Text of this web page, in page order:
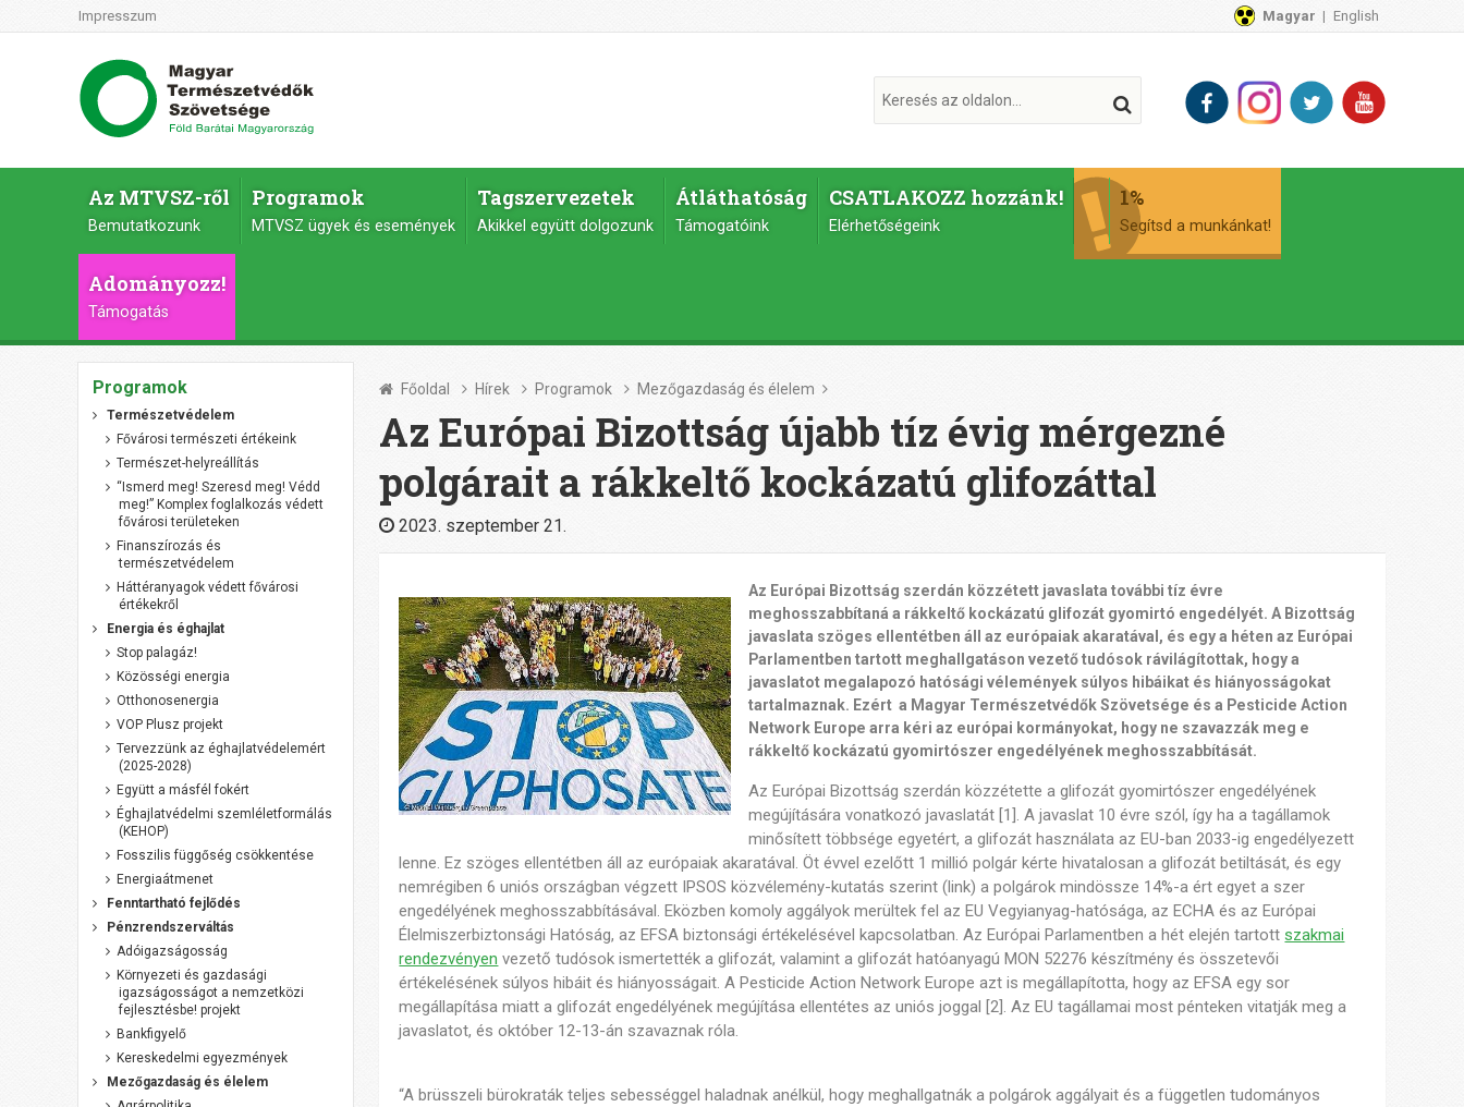
Impresszum Magyar English
Az MTVSZ-ről
Bemutatkozunk
Programok
MTVSZ ügyek és események
Tagszervezetek
Akikkel együtt dolgozunk
Átláthatóság
Támogatóink
CSATLAKOZZ hozzánk!
Elérhetőségeink
1%
Segítsd a munkánkat!
Adományozz!
Támogatás
Főoldal Hírek Programok Mezőgazdaság és élelem
Az Európai Bizottság újabb tíz évig mérgezné
polgárait a rákkeltő kockázatú glifozáttal
2023. szeptember 21.
Az Európai Bizottság szerdán közzétett javaslata további tíz évre
meghosszabbítaná a rákkeltő kockázatú glifozát gyomirtó engedélyét. A Bizottság
javaslata szöges ellentétben áll az európaiak akaratával, és egy a héten az Európai
Parlamentben tartott meghallgatáson vezető tudósok rávilágítottak, hogy a
javaslatot megalapozó hatósági vélemények súlyos hibáikat és hiányosságokat
tartalmaznak. Ezért a Magyar Természetvédők Szövetsége és a Pesticide Action
Network Europe arra kéri az európai kormányokat, hogy ne szavazzák meg e
rákkeltő kockázatú gyomirtószer engedélyének meghosszabbítását.
Az Európai Bizottság szerdán közzétette a glifozát gyomirtószer engedélyének
megújítására vonatkozó javaslatát [1]. A javaslat 10 évre szól, így ha a tagállamok
minősített többsége egyetért, a glifozát használata az EU-ban 2033-ig engedélyezett
lenne. Ez szöges ellentétben áll az európaiak akaratával. Öt évvel ezelőtt 1 millió polgár kérte hivatalosan a glifozát betiltását, és egy
nemrégiben 6 uniós országban végzett IPSOS közvélemény-kutatás szerint (link) a polgárok mindössze 14%-a ért egyet a szer
engedélyének meghosszabbításával. Eközben komoly aggályok merültek fel az EU Vegyianyag-hatósága, az ECHA és az Európai
Élelmiszerbiztonsági Hatóság, az EFSA biztonsági értékelésével kapcsolatban. Az Európai Parlamentben a hét elején tartottszakmai
rendezvényen vezető tudósok ismertették a glifozát, valamint a glifozát hatóanyagú MON 52276 készítmény és összetevői
értékelésének súlyos hibáit és hiányosságait. A Pesticide Action Network Europe azt is megállapította, hogy az EFSA egy sor
megállapítása miatt a glifozát engedélyének megújítása ellentétes az uniós joggal [2]. Az EU tagállamai most pénteken vitatják meg a
javaslatot, és október 12-13-án szavaznak róla.
“A brüsszeli bürokraták teljes sebességgel haladnak anélkül, hogy meghallgatnák a polgárok aggályait és a független tudományos
Programok
Természetvédelem
Fővárosi természeti értékeink
Természet-helyreállítás
“Ismerd meg! Szeresd meg! Védd
meg!” Komplex foglalkozás védett
fővárosi területeken
Finanszírozás és
természetvédelem
Háttéranyagok védett fővárosi
értékekről
Energia és éghajlat
Stop palagáz!
Közösségi energia
Otthonosenergia
VOP Plusz projekt
Tervezzünk az éghajlatvédelemért
(2025-2028)
Együtt a másfél fokért
Éghajlatvédelmi szemléletformálás
(KEHOP)
Fosszilis függőség csökkentése
Energiaátmenet
Fenntartható fejlődés
Pénzrendszerváltás
Adóigazságosság
Környezeti és gazdasági
igazságosságot a nemzetközi
fejlesztésbe! projekt
Bankfigyelő
Kereskedelmi egyezmények
Mezőgazdaság és élelem